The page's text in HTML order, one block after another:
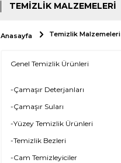
TEMIZLIK MALZEMELERI
Anasayfa Temizlik Malzemeleri
Genel Temizlik Ürünleri
-Çamaşır Deterjanları
-Çamaşır Suları
-Yüzey Temizlik Ürünleri
-Temizlik Bezleri
-Cam Temizleyiciler